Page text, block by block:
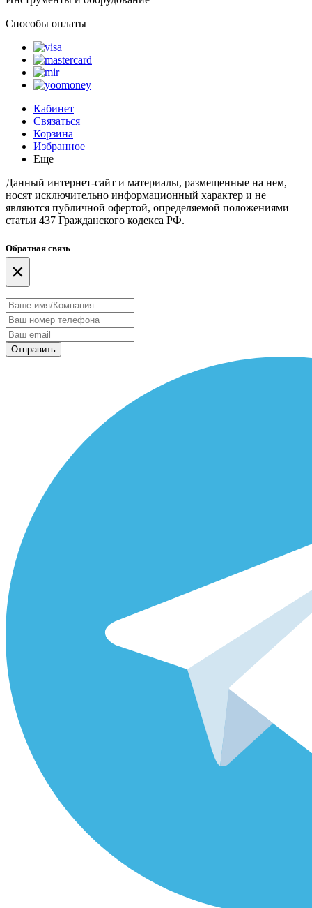
Способы оплаты
Кабинет
Связаться
Корзина
Избранное
Еще
Данный интернет-сайт и материалы, размещенные на нем,
носят исключительно информационный характер и не
являются публичной офертой, определяемой положениями
статьи 437 Гражданского кодекса РФ.
Обратная связь
×
Отправить